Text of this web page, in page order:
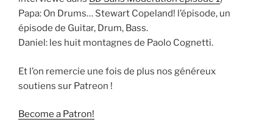
Papa: On Drums… Stewart Copeland! l’épisode, un
épisode de Guitar, Drum, Bass.
Daniel: les huit montagnes de Paolo Cognetti.
Et l’on remercie une fois de plus nos généreux
soutiens sur Patreon !
Become a Patron!